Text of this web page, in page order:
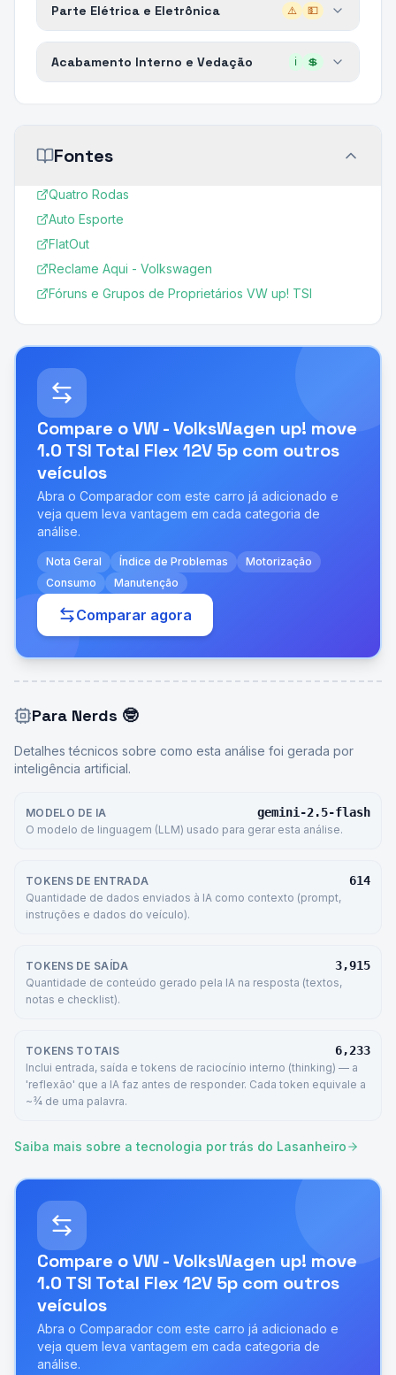
Parte Elétrica e Eletrônica ⚠️ 💵
Acabamento Interno e Vedação ℹ️ 💲
Fontes
Quatro Rodas
Auto Esporte
FlatOut
Reclame Aqui - Volkswagen
Fóruns e Grupos de Proprietários VW up! TSI
Compare oVW - VolksWagen up! move
1.0 TSI Total Flex 12V 5p com outros
veículos
Abra o Comparador com este carro já adicionado e
veja quem leva vantagem em cada categoria de
análise.
Nota Geral Índice de Problemas
Motorização
Consumo
Manutenção
Comparar agora
Para Nerds 🤓
Detalhes técnicos sobre como esta análise foi gerada por
inteligência artificial.
MODELO DE IA gemini-2.5-flash
O modelo de linguagem (LLM) usado para gerar esta análise.
TOKENS DE ENTRADA 614
Quantidade de dados enviados à IA como contexto (prompt,
instruções e dados do veículo).
TOKENS DE SAÍDA 3,915
Quantidade de conteúdo gerado pela IA na resposta (textos,
notas e checklist).
TOKENS TOTAIS 6,233
Inclui entrada, saída e tokens de raciocínio interno (thinking) — a
'reflexão' que a IA faz antes de responder. Cada token equivale a
~¾ de uma palavra.
Saiba mais sobre a tecnologia por trás do Lasanheiro
Compare oVW - VolksWagen up! move
1.0 TSI Total Flex 12V 5p com outros
veículos
Abra o Comparador com este carro já adicionado e
veja quem leva vantagem em cada categoria de
análise.